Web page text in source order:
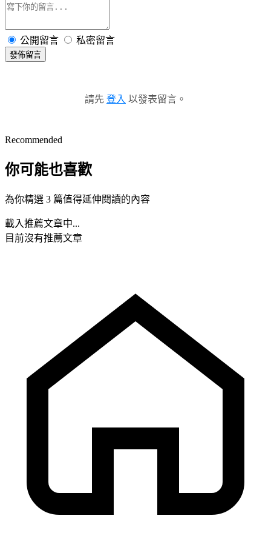
公開留言 私密留言
發佈留言
請先 登入 以發表留言。
Recommended
你可能也喜歡
為你精選 3 篇值得延伸閱讀的內容
載入推薦文章中...
目前沒有推薦文章